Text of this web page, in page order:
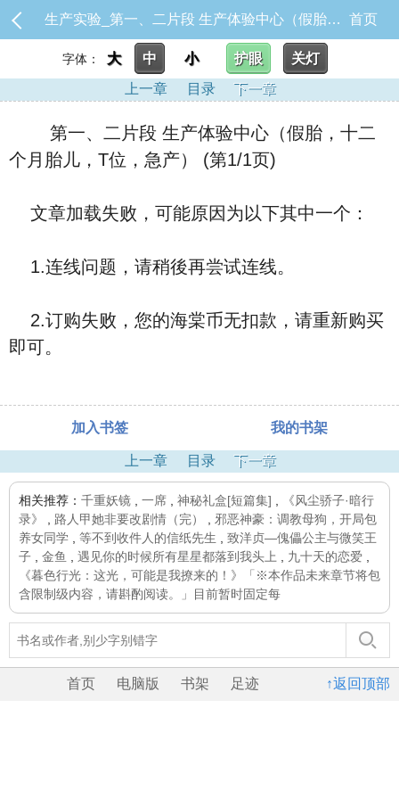
生产实验_第一、二片段 生产体验中心（假胎，十二个月胎儿，T位，急产） 首页
字体： 大 中 小 护眼
关灯
上一章
目录 下一章
第一、二片段 生产体验中心（假胎，十二
个月胎儿，T位，急产） (第1/1页)
文章加载失败，可能原因为以下其中一个：
1.连线问题，请稍後再尝试连线。
2.订购失败，您的海棠币无扣款，请重新购买
即可。
加入书签 我的书架
上一章 目录 下一章
相关推荐： 千重妖镜 一席 神秘礼盒[短篇集]
《风尘骄子·暗行
录》
路人甲她非要改剧情（完）
邪恶神豪：调教母狗，开局包
养女同学
等不到收件人的信纸先生
致洋贞—傀儡公主与微笑王
子
金鱼 遇见你的时候所有星星都落到我头上 九十天的恋爱
《暮色行光：这光，可能是我撩来的！》「※本作品未来章节将包
含限制级内容，请斟酌阅读。」目前暂时固定每
↑返回顶部
首页 电脑版 书架 足迹